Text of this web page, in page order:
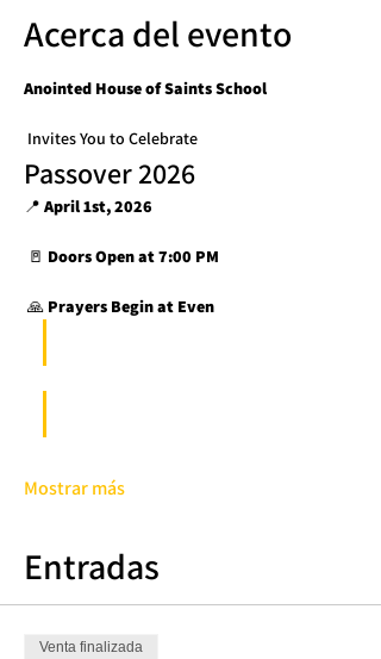
Acerca del evento
Anointed House of Saints School
Invites You to Celebrate
Passover 2026
📍 April 1st, 2026
🚪 Doors Open at 7:00 PM
🙏 Prayers Begin at Even
Mostrar más
Entradas
Venta finalizada